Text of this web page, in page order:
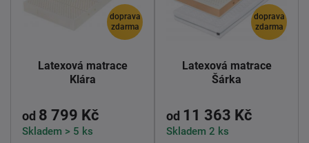
doprava
zdarma
Latexová matrace
Klára
od 8 799 Kč
Skladem > 5 ks
doprava
zdarma
Latexová matrace
Šárka
od 11 363 Kč
Skladem 2 ks